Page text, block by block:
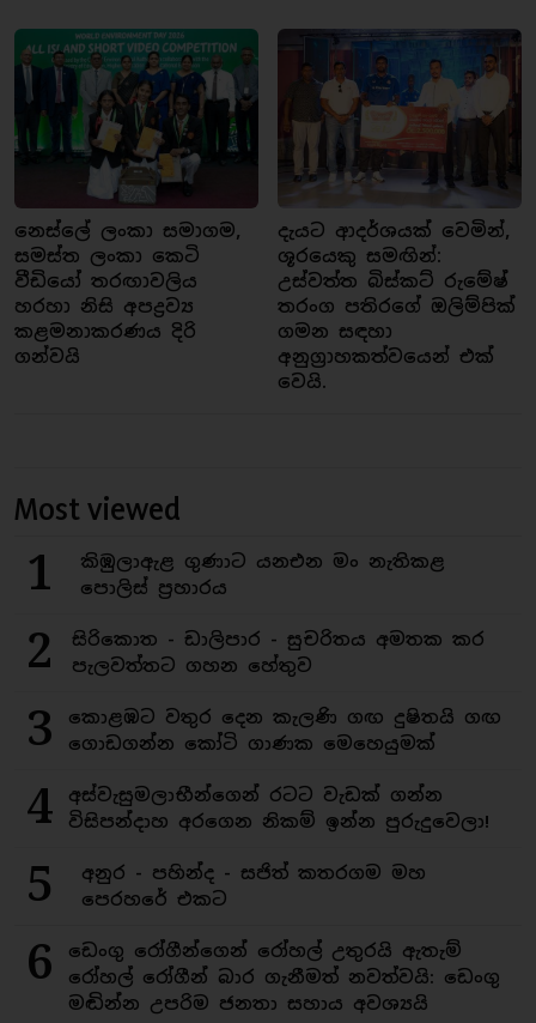
නෙස්ලේ ලංකා සමාගම,
සමස්ත ලංකා කෙටි
වීඩියෝ තරඟාවලිය
හරහා නිසි අපද්‍රව්‍ය
කළමනාකරණය දිරි
ගන්වයි
දැයට ආදර්ශයක් වෙමින්,
ශූරයෙකු සමඟින්:
උස්වත්ත බිස්කට් රුමේෂ්
තරංග පතිරගේ ඔලිම්පික්
ගමන සඳහා
අනුග්‍රාහකත්වයෙන් එක්
වෙයි.
Most viewed
1
කිඹුලාඇළ ගුණාට යනඑන මං නැතිකළ
පොලිස් ප්‍රහාරය
2
සිරිකොත - ඩාලිපාර - සුචරිතය අමතක කර
පැලවත්තට ගහන හේතුව
3
කොළඹට වතුර දෙන කැලණි ගඟ දුෂිතයි ගඟ
ගොඩගන්න කෝටි ගාණක මෙහෙයුමක්
4
අස්වැසුමලාභීන්ගෙන් රටට වැඩක් ගන්න
විසිපන්දාහ අරගෙන නිකම් ඉන්න පුරුදුවෙලා!
5
අනුර - පහින්ද - සජිත් කතරගම මහ
පෙරහරේ එකට
6
ඩෙංගු රෝගීන්ගෙන් රෝහල් උතුරයි ඇතැම්
රෝහල් රෝගීන් බාර ගැනීමත් නවත්වයි: ඩෙංගු
මඬින්න උපරිම ජනතා සහාය අවශ්‍යයි